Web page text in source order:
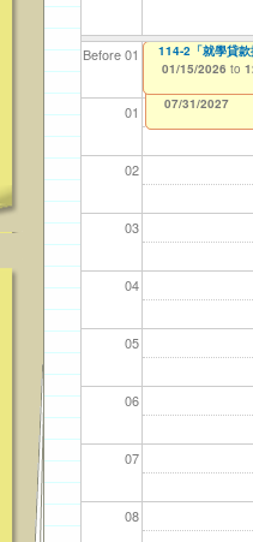
Before 01
01
02
03
04
05
06
07
08
【資網處】
整合系統～表單
12/31/2027
【財務處】工讀
11/12/2021 to
【財務處】漏打
錄
07/31/2027
114
04/
114
02/
114
03/
【學
07/
教務
11/
商品
11/
114-2「就學貸
01/15/2026 to
114-2「就學貸
01/15/2026 to